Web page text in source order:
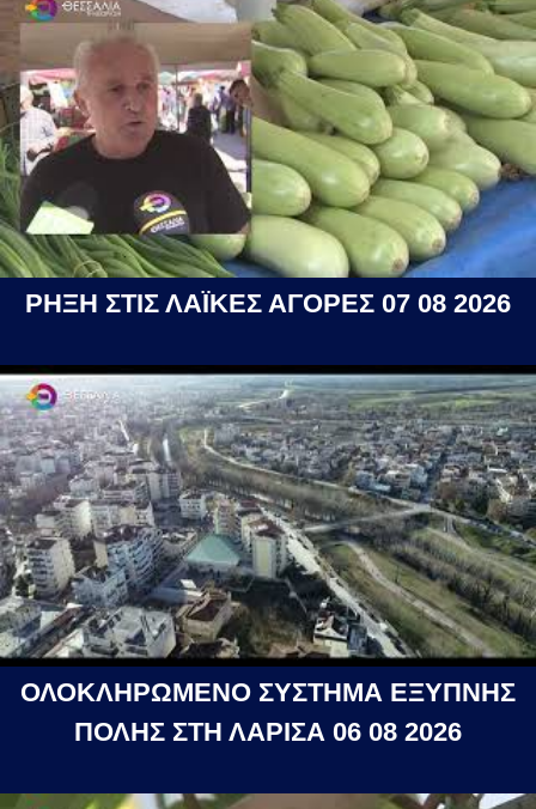
ΡΗΞΗ ΣΤΙΣ ΛΑΪΚΕΣ ΑΓΟΡΕΣ 07 08 2026
ΟΛΟΚΛΗΡΩΜΕΝΟ ΣΥΣΤΗΜΑ ΕΞΥΠΝΗΣ
ΠΟΛΗΣ ΣΤΗ ΛΑΡΙΣΑ 06 08 2026